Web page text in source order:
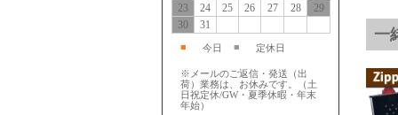
一
23
24 25 26 27 28
29
30
31
■ 今日 ■ 定休日
※メールのご返信・発送（出
荷）業務は、お休みです。（土
日祝定休/GW・夏季休暇・年末
年始）